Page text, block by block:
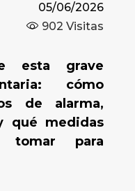
05/06/2026
902 Visitas
esta grave
cómo
de alarma,
qué medidas
tomar para